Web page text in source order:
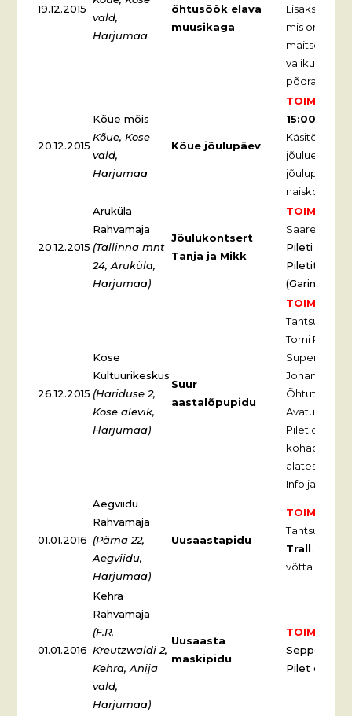
19.12.2015
vald,
Harjumaa
õhtusöök elava
muusikaga
Lisaks
mis on
maitsetest,
valikuga
20.12.2015
Kõue mõis
Kõue, Kose
vald,
Harjumaa
Kõue jõulupäev
15:00
Käsitöölaat,
jõuluehete
naiskoor
20.12.2015
Aruküla
Rahvamaja
(Tallinna mnt
24, Aruküla,
Harjumaa)
Jõulukontsert
Tanja ja Mikk
Saare
Pileti hind
Piletite
(Garina)
26.12.2015
Kose
Kultuurikeskus
(Hariduse 2,
Kose alevik,
Harjumaa)
Suur
aastalõpupidu
Tantsuks
Tomi Rahula
Johannson
Õhtut juhib
Avatud baar.
Piletid
kohapeal
alates
Info ja
01.01.2016
Aegviidu
Rahvamaja
(Pärna 22,
Aegviidu,
Harjumaa)
Uusaastapidu
Tantsuks
Trall
võtta oma
01.01.2016
Kehra
Rahvamaja
(F.R.
Kreutzwaldi 2,
Kehra, Anija
vald,
Harjumaa)
Uusaasta
maskipidu
Sepperi
Pilet